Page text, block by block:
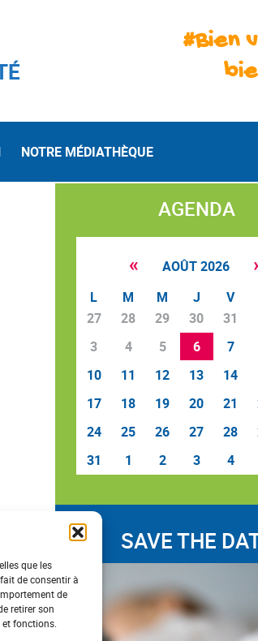
que les
de consentir à
de
retirer son
fonctions.
#Bien
NOTRE MÉDIATHÈQUE
AGENDA
« AOÛT 2026
L M M J V
27
28 29 30 31
3
4 5 6 7
10
11 12 13 14
17
18 19 20 21
24
25 26 27 28
31
1 2 3 4
SAVE THE